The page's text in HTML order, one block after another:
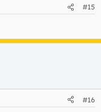
#15
#16